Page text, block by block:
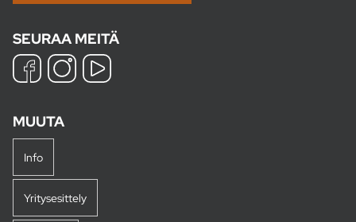
SEURAA MEITÄ
MUUTA
Info
Yritysesittely